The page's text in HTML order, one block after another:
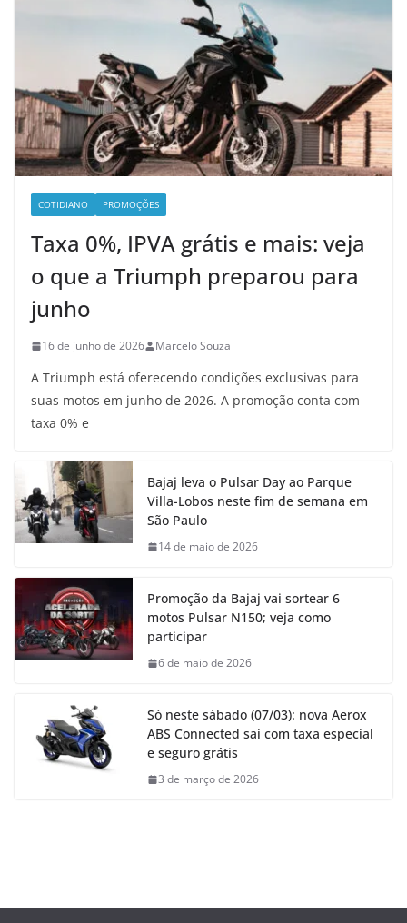
COTIDIANO PROMOÇÕES
Taxa 0%, IPVA grátis e mais: veja
o que a Triumph preparou para
junho
16 de junho de 2026 Marcelo Souza
A Triumph está oferecendo condições exclusivas para
suas motos em junho de 2026. A promoção conta com
taxa 0% e
Bajaj leva o Pulsar Day ao Parque
Villa-Lobos neste fim de semana em
São Paulo
14 de maio de 2026
Promoção da Bajaj vai sortear 6
motos Pulsar N150; veja como
participar
6 de maio de 2026
Só neste sábado (07/03): nova Aerox
ABS Connected sai com taxa especial
e seguro grátis
3 de março de 2026